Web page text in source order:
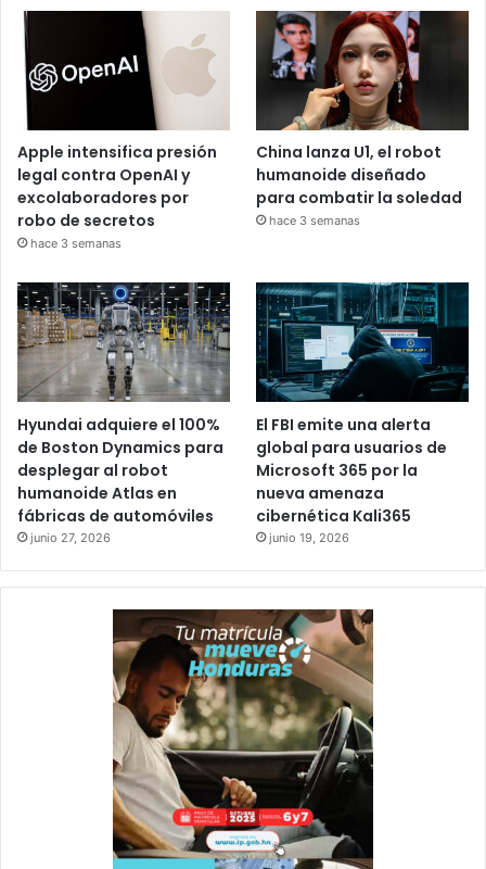
Apple intensifica presión
legal contra OpenAI y
excolaboradores por
robo de secretos
hace 3 semanas
China lanza U1, el robot
humanoide diseñado
para combatir la soledad
hace 3 semanas
Hyundai adquiere el 100%
de Boston Dynamics para
desplegar al robot
humanoide Atlas en
fábricas de automóviles
junio 27, 2026
El FBI emite una alerta
global para usuarios de
Microsoft 365 por la
nueva amenaza
cibernética Kali365
junio 19, 2026